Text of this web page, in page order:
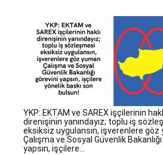
YKP: EKTAM ve SAREX işçilerinin
direnişinin yanındayız; toplu iş
eksiksiz uygulansın, işverenlere göz
Çalışma ve Sosyal Güvenlik
yapsın, işçilere...